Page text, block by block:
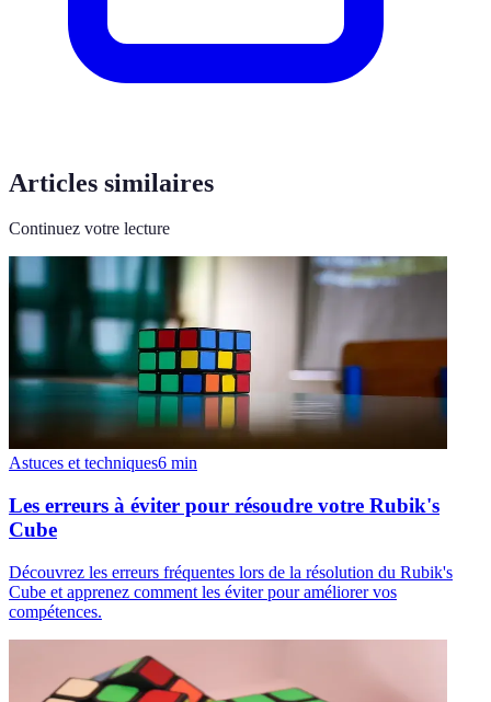
Articles similaires
Continuez votre lecture
Astuces et techniques6 min
Les erreurs à éviter pour résoudre votre Rubik's
Cube
Découvrez les erreurs fréquentes lors de la résolution du Rubik's
Cube et apprenez comment les éviter pour améliorer vos
compétences.